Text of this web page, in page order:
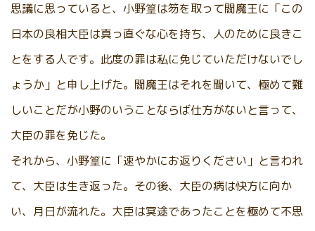
思議に思っていると、小野篁は笏を取って閻魔王に「この
日本の良相大臣は真っ直ぐな心を持ち、人のために良きこ
とをする人です。此度の罪は私に免じていただけないでし
ょうか」と申し上げた。閻魔王はそれを聞いて、極めて難
しいことだが小野のいうことならば仕方がないと言って、
大臣の罪を免じた。
それから、小野篁に「速やかにお返りください」と言われ
て、大臣は生き返った。その後、大臣の病は快方に向か
い、月日が流れた。大臣は冥途であったことを極めて不思